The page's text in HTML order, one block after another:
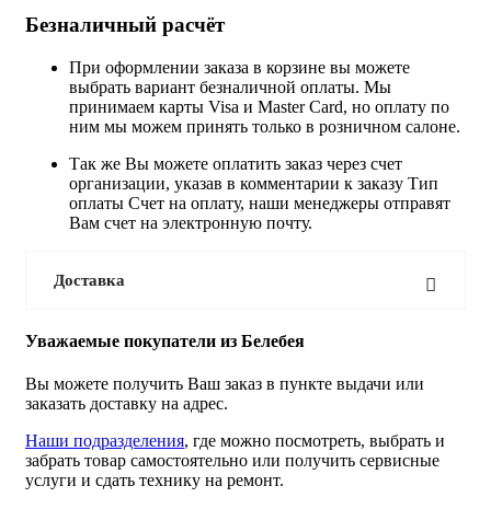
Безналичный расчёт
При оформлении заказа в корзине вы можете
выбрать вариант безналичной оплаты. Мы
принимаем карты Visa и Master Card, но оплату по
ним мы можем принять только в розничном салоне.
Так же Вы можете оплатить заказ через счет
организации, указав в комментарии к заказу Тип
оплаты Счет на оплату, наши менеджеры отправят
Вам счет на электронную почту.
Доставка
Уважаемые покупатели из Белебея
Вы можете получить Ваш заказ в пункте выдачи или
заказать доставку на адрес.
Наши подразделения, где можно посмотреть, выбрать и
забрать товар самостоятельно или получить сервисные
услуги и сдать технику на ремонт.